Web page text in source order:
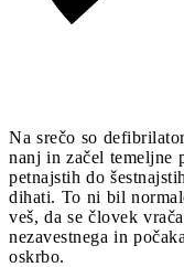
Na srečo so
nanj in začel temeljne
petnajstih do
dihati. To ni bil
veš, da se človek
nezavestnega in
oskrbo.